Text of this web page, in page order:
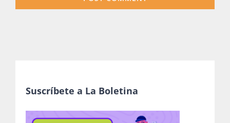
Suscríbete a La Boletina